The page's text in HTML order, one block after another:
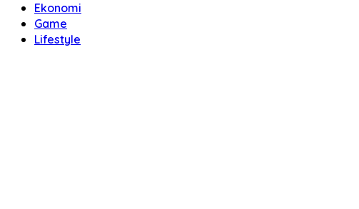
Ekonomi
Game
Lifestyle